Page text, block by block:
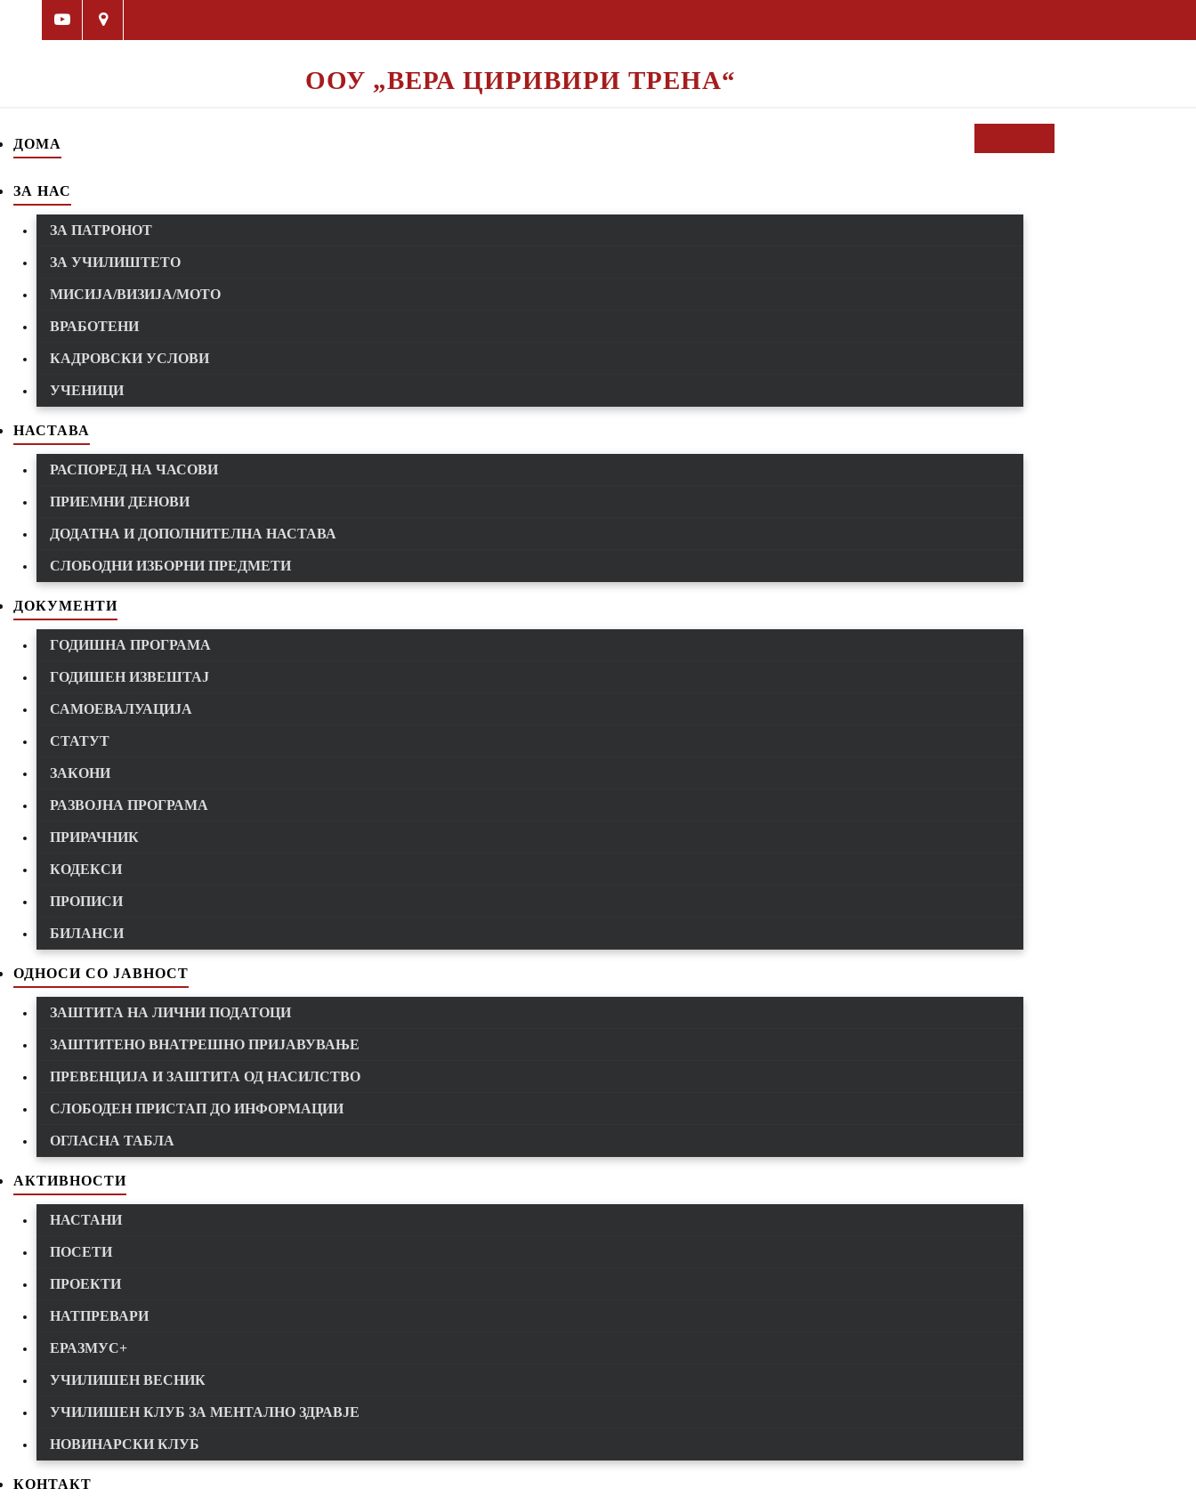
ООУ „ВЕРА ЦИРИВИРИ ТРЕНА“
ДОМА
ЗА НАС
ЗА ПАТРОНОТ
ЗА УЧИЛИШТЕТО
МИСИЈА/ВИЗИЈА/МОТО
ВРАБОТЕНИ
КАДРОВСКИ УСЛОВИ
УЧЕНИЦИ
НАСТАВА
РАСПОРЕД НА ЧАСОВИ
ПРИЕМНИ ДЕНОВИ
ДОДАТНА И ДОПОЛНИТЕЛНА НАСТАВА
СЛОБОДНИ ИЗБОРНИ ПРЕДМЕТИ
ДОКУМЕНТИ
ГОДИШНА ПРОГРАМА
ГОДИШЕН ИЗВЕШТАЈ
САМОЕВАЛУАЦИЈА
СТАТУТ
ЗАКОНИ
РАЗВОЈНА ПРОГРАМА
ПРИРАЧНИК
КОДЕКСИ
ПРОПИСИ
БИЛАНСИ
ОДНОСИ СО ЈАВНОСТ
ЗАШТИТА НА ЛИЧНИ ПОДАТОЦИ
ЗАШТИТЕНО ВНАТРЕШНО ПРИЈАВУВАЊЕ
ПРЕВЕНЦИЈА И ЗАШТИТА ОД НАСИЛСТВО
СЛОБОДЕН ПРИСТАП ДО ИНФОРМАЦИИ
ОГЛАСНА ТАБЛА
АКТИВНОСТИ
НАСТАНИ
ПОСЕТИ
ПРОЕКТИ
НАТПРЕВАРИ
ЕРАЗМУС+
УЧИЛИШЕН ВЕСНИК
УЧИЛИШЕН КЛУБ ЗА МЕНТАЛНО ЗДРАВЈЕ
НОВИНАРСКИ КЛУБ
КОНТАКТ